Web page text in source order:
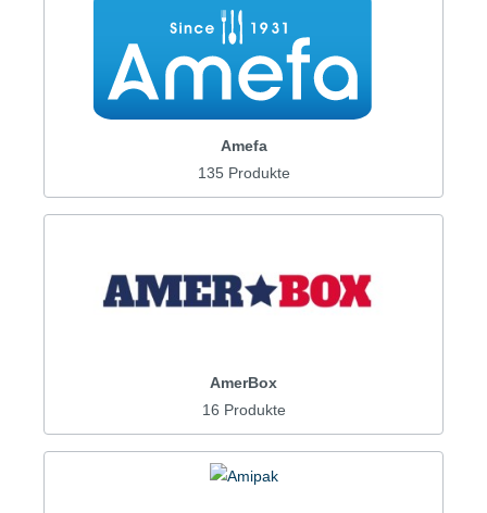
Amefa
135 Produkte
AmerBox
16 Produkte